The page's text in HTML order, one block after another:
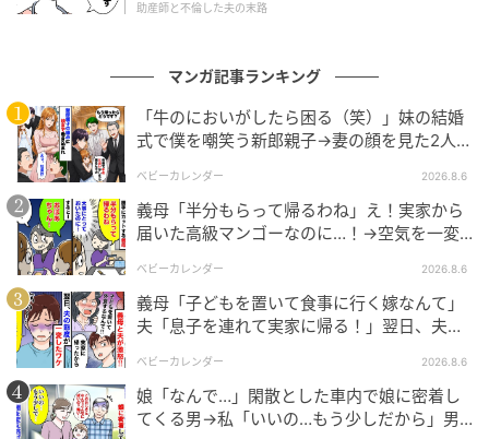
助産師と不倫した夫の末路
マンガ記事ランキング
「牛のにおいがしたら困る（笑）」妹の結婚
式で僕を嘲笑う新郎親子→妻の顔を見た2人が
ベビーカレンダー 2026.8.6
義母「半分もらって帰るわね」え！実家から
届いた高級マンゴーなのに…！→空気を一変
ベビーカレンダー 2026.8.6
義母「子どもを置いて食事に行く嫁なんて」
夫「息子を連れて実家に帰る！」翌日、夫が
ベビーカレンダー 2026.8.6
娘「なんで…」閑散とした車内で娘に密着し
てくる男→私「いいの…もう少しだから」男